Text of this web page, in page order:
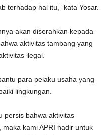
terhadap hal itu,” kata Yosar.
akan diserahkan kepada
aktivitas tambang yang
ilegal.
para pelaku usaha yang
lingkungan.
persis bahwa aktivitas
kami APRI hadir untuk